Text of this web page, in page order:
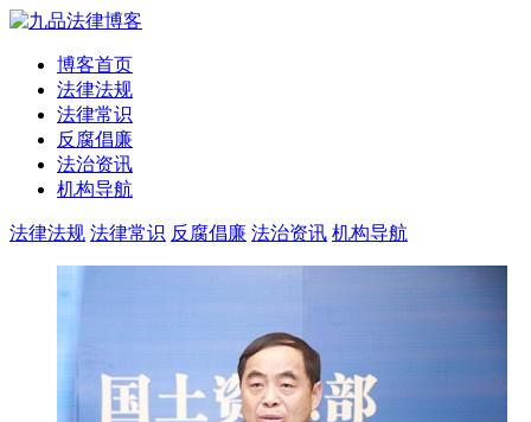
博客首页
法律法规
法律常识
反腐倡廉
法治资讯
机构导航
法律法规 法律常识 反腐倡廉 法治资讯 机构导航